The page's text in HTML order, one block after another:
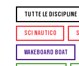
TUTTE LE DISCIPLINE
SCI NAUTICO
WAKEBOARD BOAT